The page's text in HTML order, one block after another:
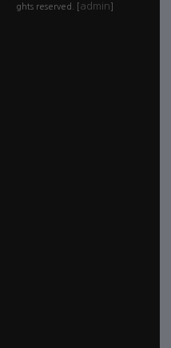
ghts reserved. [ admin